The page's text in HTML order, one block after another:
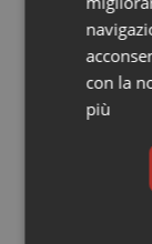
Tumore
Tumori
Tumori
con la
più